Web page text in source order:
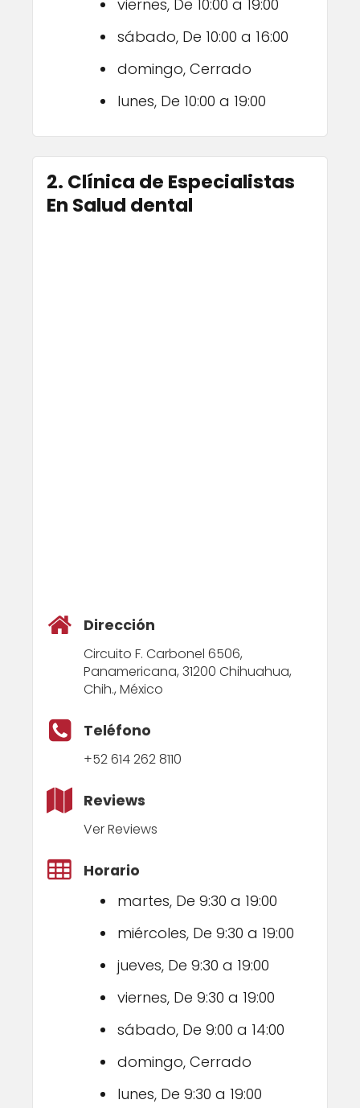
viernes, De 10:00 a 19:00
sábado, De 10:00 a 16:00
domingo, Cerrado
lunes, De 10:00 a 19:00
2. Clínica de Especialistas
En Salud dental
Dirección
Circuito F. Carbonel 6506,
Panamericana, 31200 Chihuahua,
Chih., México
Teléfono
+52 614 262 8110
Reviews
Ver Reviews
Horario
martes, De 9:30 a 19:00
miércoles, De 9:30 a 19:00
jueves, De 9:30 a 19:00
viernes, De 9:30 a 19:00
sábado, De 9:00 a 14:00
domingo, Cerrado
lunes, De 9:30 a 19:00